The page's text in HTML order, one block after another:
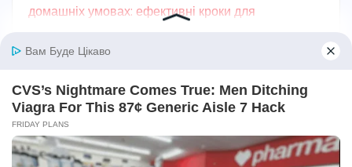
домашніх умовах: ефективні кроки для
головні причини та ризики
Карина
умовах: вичерпний посібник